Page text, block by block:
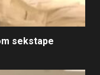
sekstape